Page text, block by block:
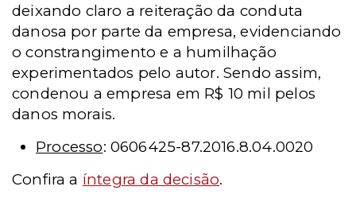
deixando claro a reiteração da conduta
danosa por parte da empresa, evidenciando
o constrangimento e a humilhação
experimentados pelo autor. Sendo assim,
condenou a empresa em R$ 10 mil pelos
danos morais.
Processo: 0606425-87.2016.8.04.0020
Confira a íntegra da decisão.